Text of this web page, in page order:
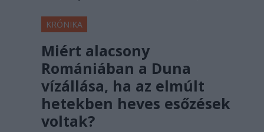
KRÓNIKA
Miért alacsony
Romániában a Duna
vízállása, ha az elmúlt
hetekben heves esőzések
voltak?